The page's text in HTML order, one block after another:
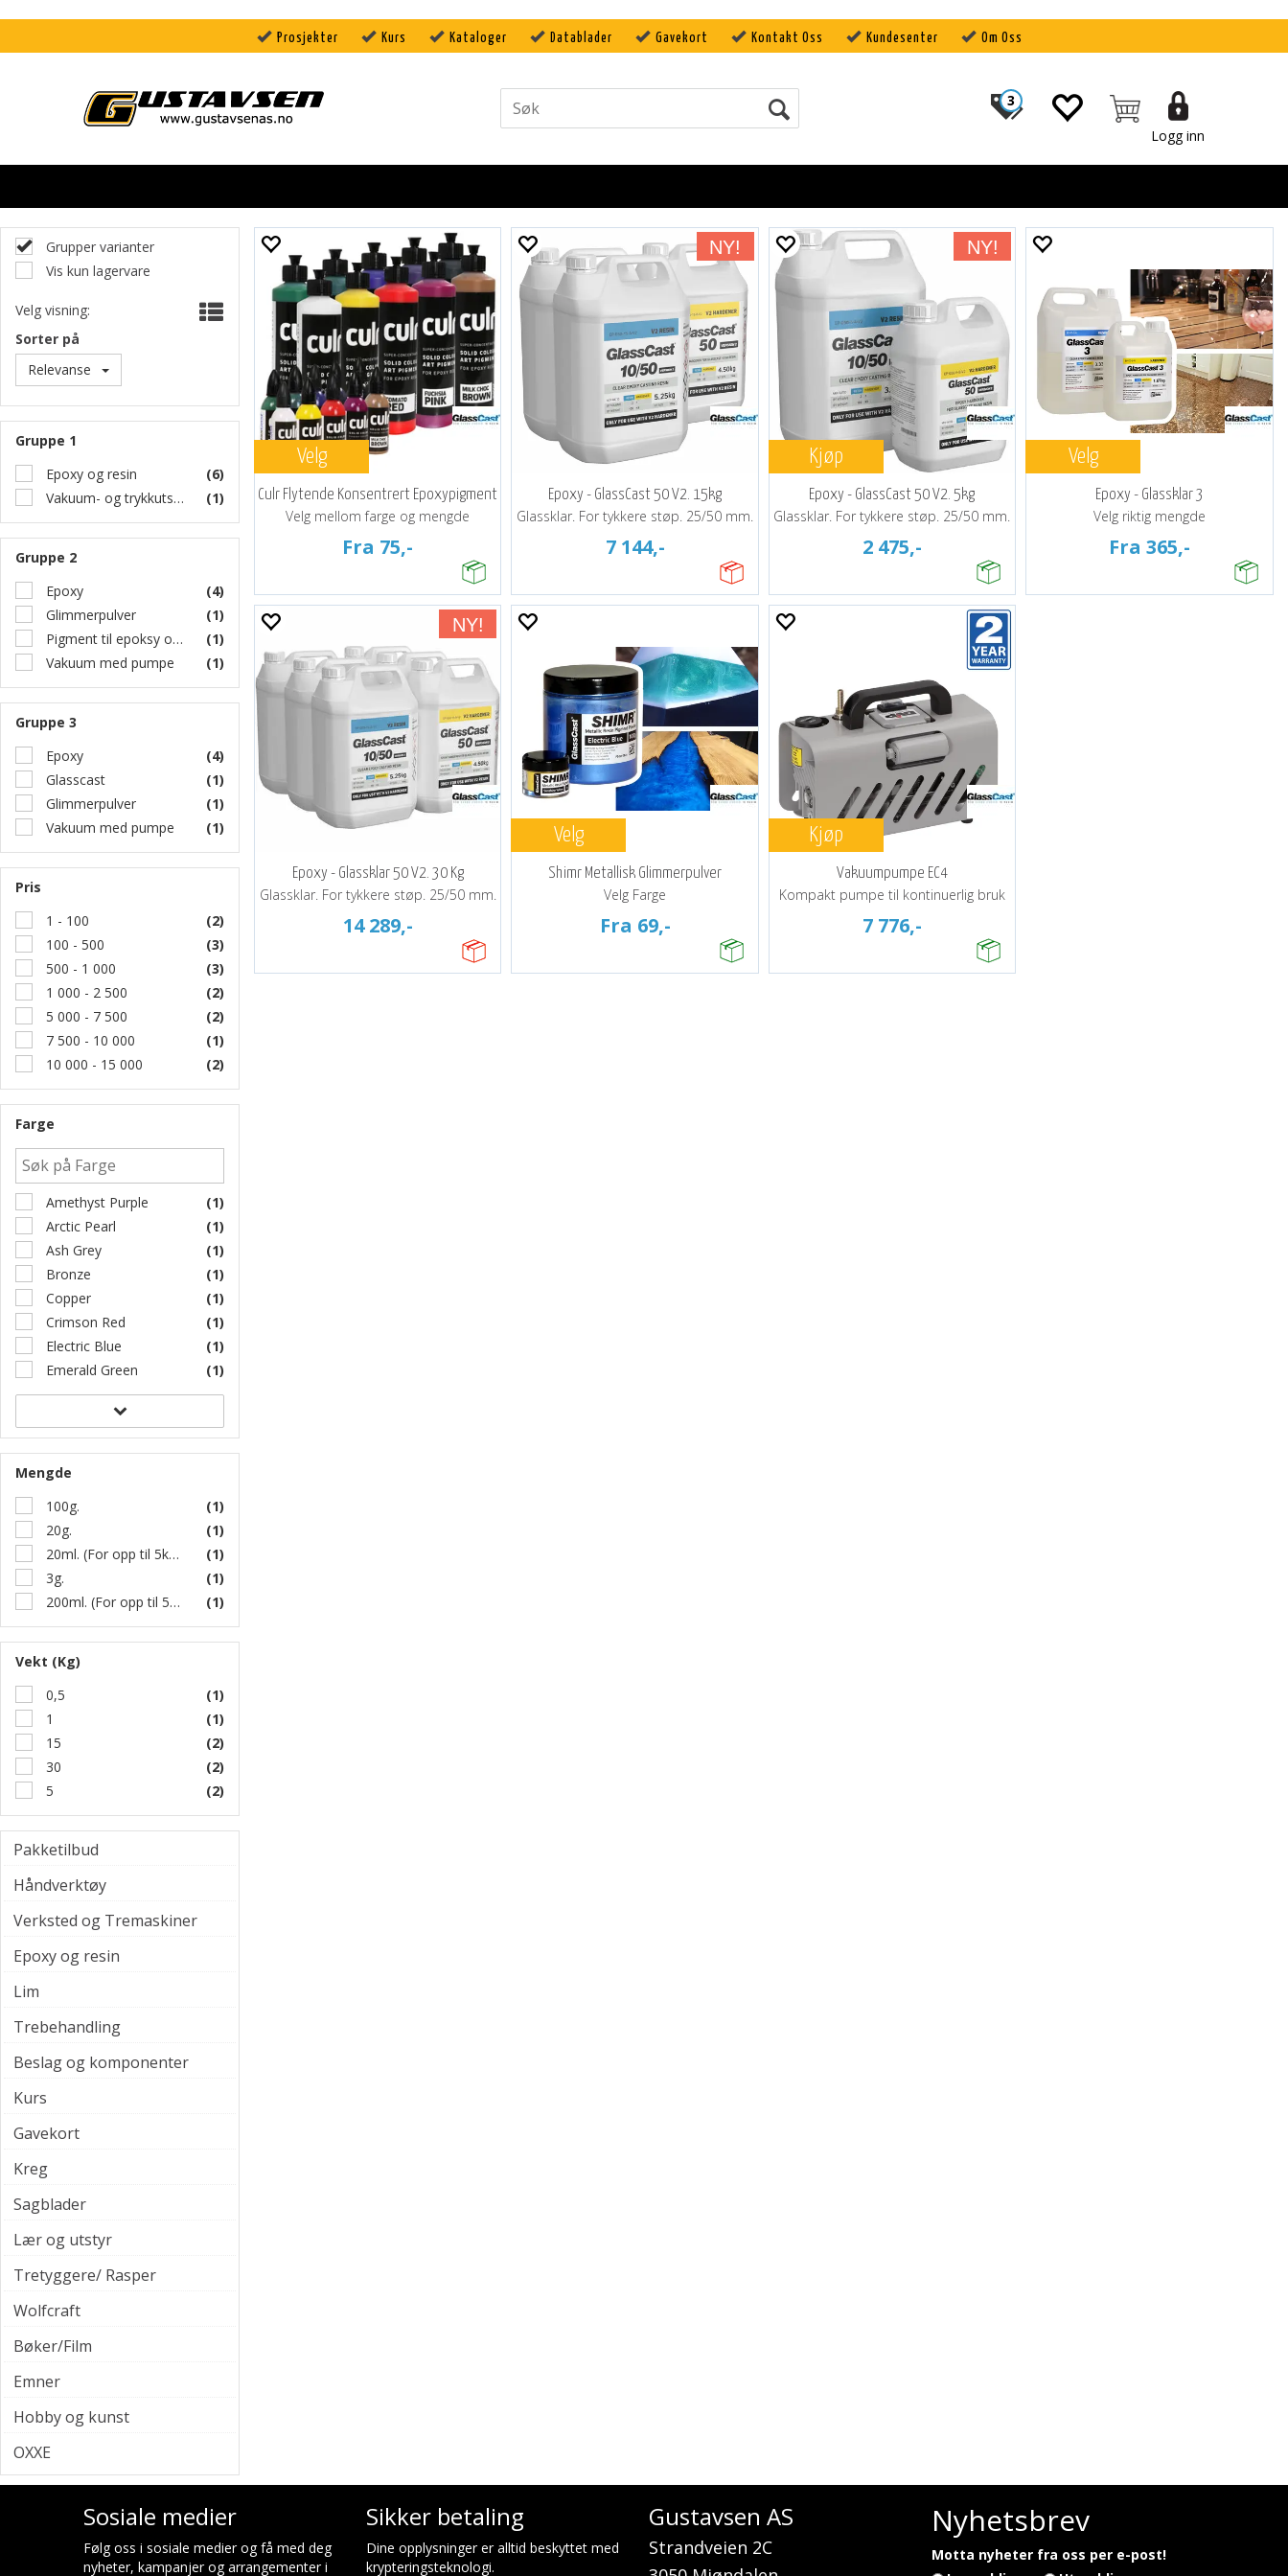
Prosjekter Kurs Kataloger Datablader Gavekort Kontakt Oss Kundesenter Om Oss
Logg inn
3
Grupper varianter
Vis kun lagervare
Velg visning:
Sorter på
Relevanse
Gruppe 1
Epoxy og resin
(6)
Vakuum- og trykkutstyr
(1)
Gruppe 2
Epoxy
(4)
Glimmerpulver
(1)
Pigment til epoksy og resin
(1)
Vakuum med pumpe
(1)
Gruppe 3
Epoxy
(4)
Glasscast
(1)
Glimmerpulver
(1)
Vakuum med pumpe
(1)
Pris
1 - 100
(2)
100 - 500
(3)
500 - 1 000
(3)
1 000 - 2 500
(2)
5 000 - 7 500
(2)
7 500 - 10 000
(1)
10 000 - 15 000
(2)
Farge
Amethyst Purple
(1)
Arctic Pearl
(1)
Ash Grey
(1)
Bronze
(1)
Copper
(1)
Crimson Red
(1)
Electric Blue
(1)
Emerald Green
(1)
Mengde
100g.
(1)
20g.
(1)
20ml. (For opp til 5kg. Epoxy)
(1)
3g.
(1)
200ml. (For opp til 50kg. Epoxy)
(1)
Vekt (Kg)
0,5
(1)
1
(1)
15
(2)
30
(2)
5
(2)
Pakketilbud
Håndverktøy
Verksted og Tremaskiner
Epoxy og resin
Lim
Trebehandling
Beslag og komponenter
Kurs
Gavekort
Kreg
Sagblader
Lær og utstyr
Tretyggere/ Rasper
Wolfcraft
Bøker/Film
Emner
Hobby og kunst
OXXE
Velg
Culr Flytende Konsentrert Epoxypigment
Velg mellom farge og mengde
Fra 75,-
Epoxy - GlassCast 50 V2. 15kg
Glassklar. For tykkere støp. 25/50 mm.
7 144,-
Kjøp
Epoxy - GlassCast 50 V2. 5kg
Glassklar. For tykkere støp. 25/50 mm.
2 475,-
Velg
Epoxy - Glassklar 3
Velg riktig mengde
Fra 365,-
Epoxy - Glassklar 50 V2. 30 Kg
Glassklar. For tykkere støp. 25/50 mm.
14 289,-
Velg
Shimr Metallisk Glimmerpulver
Velg Farge
Fra 69,-
Kjøp
Vakuumpumpe EC4
Kompakt pumpe til kontinuerlig bruk
7 776,-
Sosiale medier
Følg oss i sosiale medier og få med deg
nyheter, kampanjer og arrangementer i
Sikker betaling
Dine opplysninger er alltid beskyttet med
krypteringsteknologi.
Gustavsen AS
Strandveien 2C
Nyhetsbrev
Motta nyheter fra oss per e-post!